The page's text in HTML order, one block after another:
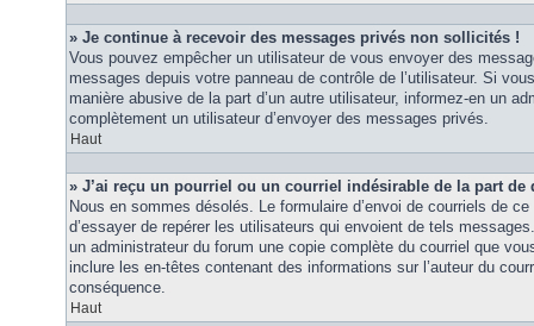
» Je continue à recevoir des messages privés non sollicités !
Vous pouvez empêcher un utilisateur de vous envoyer des
messages depuis votre panneau de contrôle de l’utilisateur. Si
manière abusive de la part d’un autre utilisateur, informez-en un
complètement un utilisateur d’envoyer des messages privés.
Haut
» J’ai reçu un pourriel ou un courriel indésirable de la part de
Nous en sommes désolés. Le formulaire d’envoi de courriels de
d’essayer de repérer les utilisateurs qui envoient de tels
un administrateur du forum une copie complète du courriel que
inclure les en-têtes contenant des informations sur l’auteur du
conséquence.
Haut